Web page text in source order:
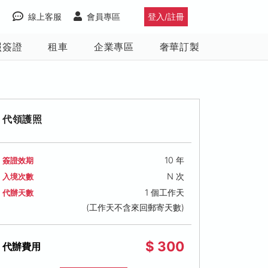
登入/註冊
會員專區
線上客服
證 租車 企業專區 奢華訂製
代領護照
簽證效期 10 年
入境次數 N 次
代辦天數
1 個工作天
(工作天不含來回郵寄天數)
代辦費用 $ 300